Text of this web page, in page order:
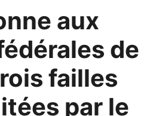
aux
de
failles
par le